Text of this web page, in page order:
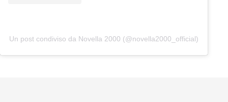
Un post condiviso da Novella 2000 (@novella2000_official)